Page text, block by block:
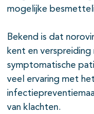
mogelijke
Bekend is dat
kent en
symptomatische
veel ervaring met
van klachten.